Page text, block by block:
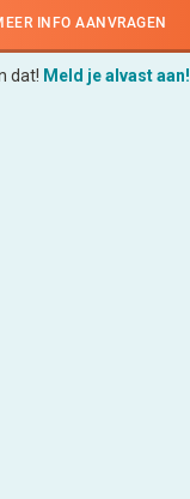
INFO AANVRAGEN
dat! Meld je alvast aan!